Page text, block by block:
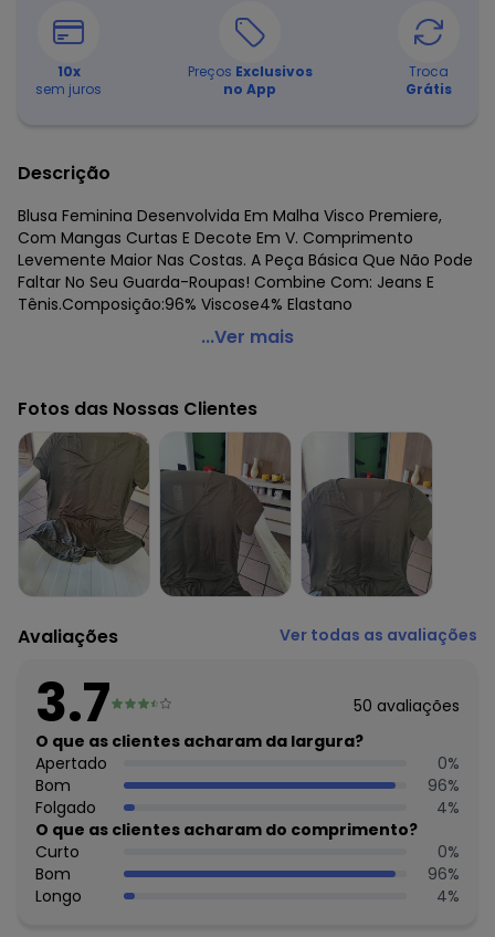
10x
sem juros
Preços Exclusivos
no App
Troca
Grátis
Descrição
Blusa Feminina Desenvolvida Em Malha Visco Premiere,
Com Mangas Curtas E Decote Em V. Comprimento
Levemente Maior Nas Costas. A Peça Básica Que Não Pode
Faltar No Seu Guarda-Roupas! Combine Com: Jeans E
Tênis.Composição:96% Viscose4% Elastano
Select - Blusa Feminina Básica Laranja
Fornecedor: ROVITEX IND E COM DE MALHAS LTDA / CNPJ
79.233.672/0010-98
Feito: Brasil
Cuidados para conservação do produto: ¿ Lavar à mão.
¿ Não usar alvejante.
¿ Não usar secadora.
¿ Secar na sombra.
¿ Passar temperatura mínima.
¿ Não lavar a seco.
Tecido: Viscotorcion
O preço apresentado abaixo é o menor oferecido em
algum dia do mês, para o menor tamanho disponível.
agosto/2026
julho/2026 R$ 24,49
junho/2026 N/D*
maio/2026 R$ 24,49
abril/2026 R$ 24,49
março/2026 R$ 26,49
fevereiro/2026 R$ 27,49
...Ver mais
Fotos das Nossas Clientes
Avaliações Ver todas as avaliações
3.7 50 avaliações
O que as clientes acharam da largura?
Apertado
0%
Bom
96%
Folgado
4%
O que as clientes acharam do comprimento?
Curto
0%
Bom
96%
Longo
4%